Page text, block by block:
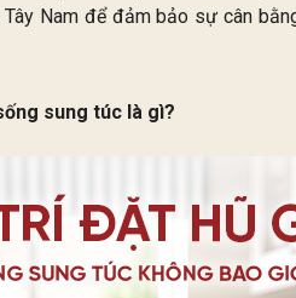
Nam để đảm bảo sự cân
sung túc là gì?